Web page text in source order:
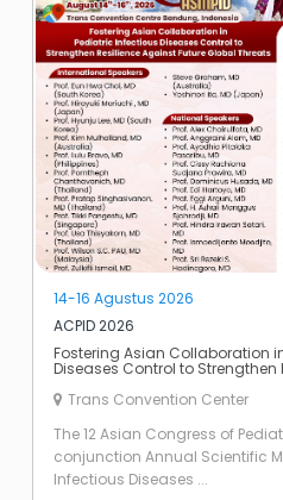
14-16 Agustus 2026
ACPID 2026
Fostering Asian Collaboration
Diseases Control to Strengthen
Trans Convention Center
The 12 Asian Congress of
conjunction Annual Scientific
Infectious Diseases ...